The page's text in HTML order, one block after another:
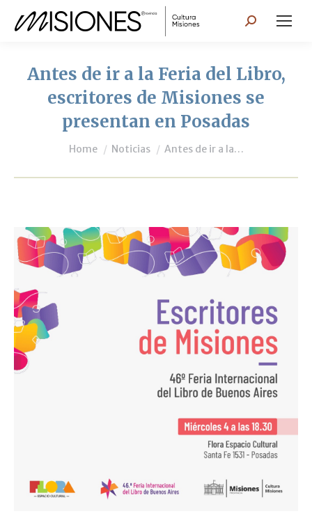
Search:
Antes de ir a la Feria del Libro,
escritores de Misiones se
presentan en Posadas
You are here:
Home Noticias Antes de ir a la…